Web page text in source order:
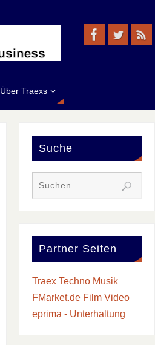
Über Traexs
Suche
Partner Seiten
Traex Techno Musik
FMarket.de Film Video
eprima - Unterhaltung